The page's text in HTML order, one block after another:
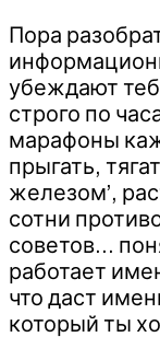
Пора
убеждают
строго по
марафоны
прыгать,
железом’,
сотни
советов…
работает
что даст
который ты